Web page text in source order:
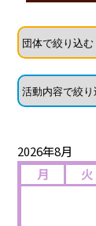
2026年8月
月
火